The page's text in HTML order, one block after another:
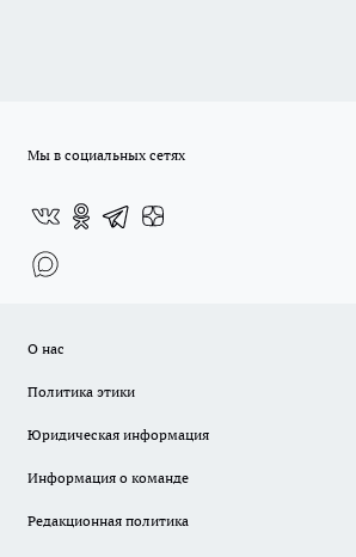
Мы в социальных сетях
О нас
Политика этики
Юридическая информация
Информация о команде
Редакционная политика